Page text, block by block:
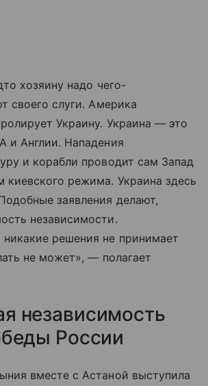
хозяину надо чего-
своего слуги. Америка
Украину. Украина — это
и Англии. Нападения
и корабли проводит сам Запад
киевского режима. Украина здесь
заявления делают,
независимости.
решения не принимает
не может», — полагает
независимость
России
вместе с Астаной выступила